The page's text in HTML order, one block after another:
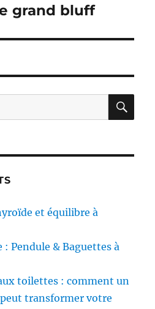
grand bluff
et équilibre à
Pendule & Baguettes à
toilettes : comment un
transformer votre